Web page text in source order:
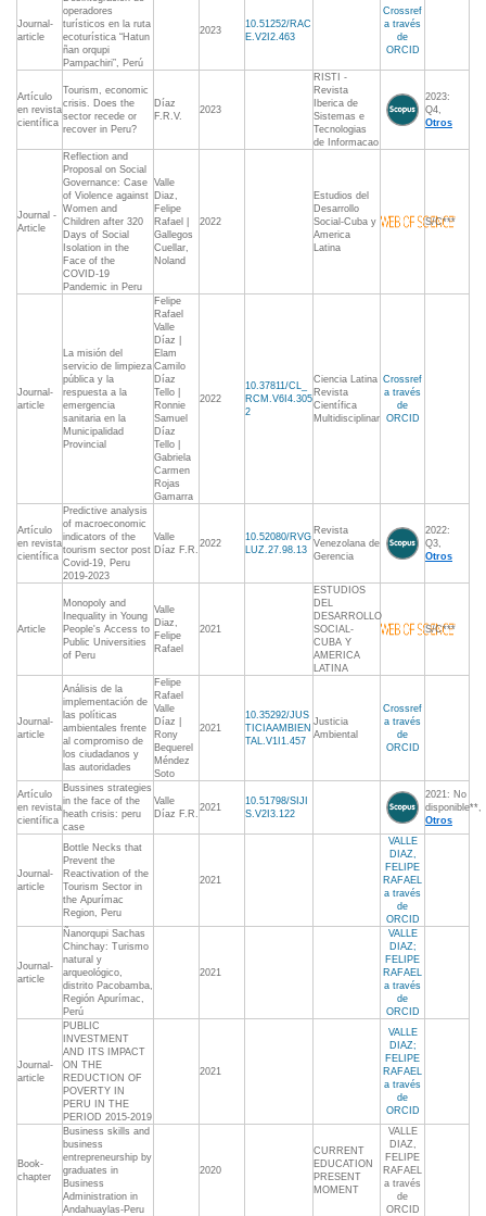
Journal-
article
operadores
turísticos en la ruta
ecoturística “Hatun
ñan orqupi
Pampachiri”, Perú
2023
10.51252/RAC
E.V2I2.463
Crossref
a través
de
ORCID
Artículo
en revista
científica
Tourism, economic
crisis. Does the
sector recede or
recover in Peru?
Díaz
F.R.V.
2023
RISTI -
Revista
Iberica de
Sistemas e
Tecnologias
de Informacao
2023:
Q4,
Otros
Journal -
Article
Reflection and
Proposal on Social
Governance: Case
of Violence against
Women and
Children after 320
Days of Social
Isolation in the
Face of the
COVID-19
Pandemic in Peru
Valle
Diaz,
Felipe
Rafael |
Gallegos
Cuellar,
Noland
2022
Estudios del
Desarrollo
Social-Cuba y
America
Latina
S/C***
Journal-
article
La misión del
servicio de limpieza
pública y la
respuesta a la
emergencia
sanitaria en la
Municipalidad
Provincial
Felipe
Rafael
Valle
Díaz |
Elam
Camilo
Díaz
Tello |
Ronnie
Samuel
Díaz
Tello |
Gabriela
Carmen
Rojas
Gamarra
2022
10.37811/CL_
RCM.V6I4.305
2
Ciencia Latina
Revista
Científica
Multidisciplinar
Crossref
a través
de
ORCID
Artículo
en revista
científica
Predictive analysis
of macroeconomic
indicators of the
tourism sector post
Covid-19, Peru
2019-2023
Valle
Díaz F.R.
2022
10.52080/RVG
LUZ.27.98.13
Revista
Venezolana de
Gerencia
2022:
Q3,
Otros
Article
Monopoly and
Inequality in Young
People's Access to
Public Universities
of Peru
Valle
Diaz,
Felipe
Rafael
2021
ESTUDIOS
DEL
DESARROLLO
SOCIAL-
CUBA Y
AMERICA
LATINA
S/C***
Journal-
article
Análisis de la
implementación de
las políticas
ambientales frente
al compromiso de
los ciudadanos y
las autoridades
Felipe
Rafael
Valle
Díaz |
Rony
Bequerel
Méndez
Soto
2021
10.35292/JUS
TICIAAMBIEN
TAL.V1I1.457
Justicia
Ambiental
Crossref
a través
de
ORCID
Artículo
en revista
científica
Bussines strategies
in the face of the
heath crisis: peru
case
Valle
Díaz F.R.
2021
10.51798/SIJI
S.V2I3.122
2021: No
disponible**,
Otros
Journal-
article
Bottle Necks that
Prevent the
Reactivation of the
Tourism Sector in
the Apurímac
Region, Peru
2021
VALLE
DIAZ,
FELIPE
RAFAEL
a través
de
ORCID
Journal-
article
Ñanorqupi Sachas
Chinchay: Turismo
natural y
arqueológico,
distrito Pacobamba,
Región Apurímac,
Perú
2021
VALLE
DIAZ;
FELIPE
RAFAEL
a través
de
ORCID
Journal-
article
PUBLIC
INVESTMENT
AND ITS IMPACT
ON THE
REDUCTION OF
POVERTY IN
PERU IN THE
PERIOD 2015-2019
2021
VALLE
DIAZ;
FELIPE
RAFAEL
a través
de
ORCID
Book-
chapter
Business skills and
business
entrepreneurship by
graduates in
Business
Administration in
Andahuaylas-Peru
2020
CURRENT
EDUCATION
PRESENT
MOMENT
VALLE
DIAZ,
FELIPE
RAFAEL
a través
de
ORCID